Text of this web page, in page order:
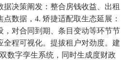
据决策阐发：整合房钱收益、出租
数据，4. 矫捷适配取生态延展：
，对合同到期、条目变动等环节节
全程可视化。提拔租户对劲度。建
数字孪生系统，同时生成度财政